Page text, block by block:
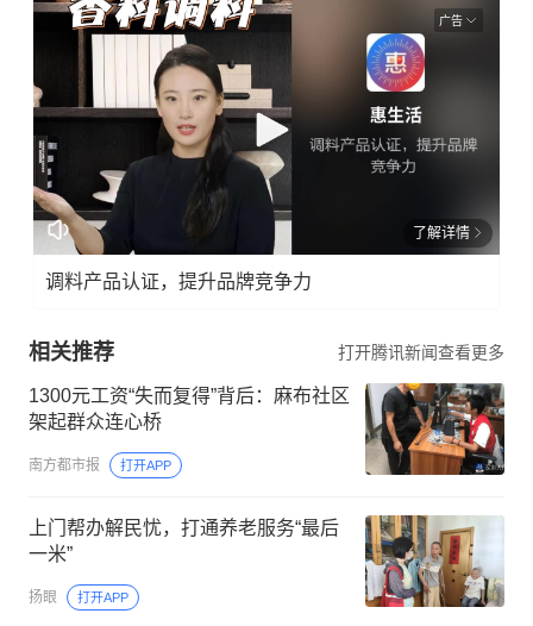
广告
了解详情
调料产品认证，提升品牌竞争力
相关推荐 打开腾讯新闻查看更多
1300元工资“失而复得”背后：麻布社区
架起群众连心桥
南方都市报 打开APP
上门帮办解民忧，打通养老服务“最后
一米”
扬眼 打开APP